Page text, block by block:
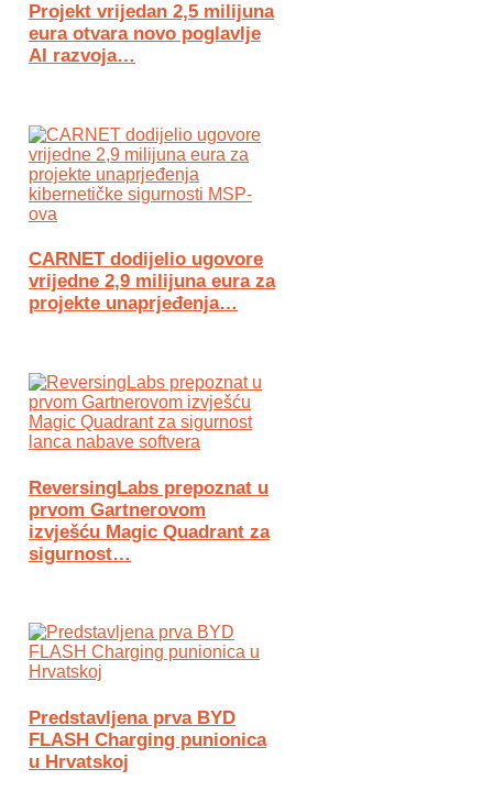
Projekt vrijedan 2,5 milijuna
eura otvara novo poglavlje
AI razvoja…
CARNET dodijelio ugovore
vrijedne 2,9 milijuna eura za
projekte unaprjeđenja…
ReversingLabs prepoznat u
prvom Gartnerovom
izvješću Magic Quadrant za
sigurnost…
Predstavljena prva BYD
FLASH Charging punionica
u Hrvatskoj